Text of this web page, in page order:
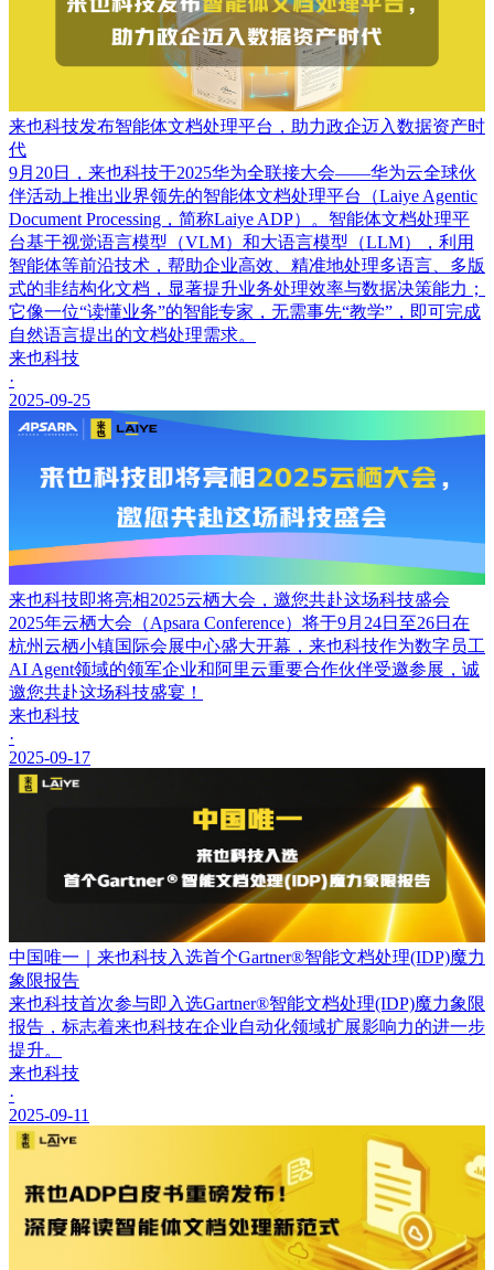
来也科技发布智能体文档处理平台，助力政企迈入数据资产时
代
9月20日，来也科技于2025华为全联接大会——华为云全球伙
伴活动上推出业界领先的智能体文档处理平台（Laiye Agentic
Document Processing，简称Laiye ADP）。智能体文档处理平
台基于视觉语言模型（VLM）和大语言模型（LLM），利用
智能体等前沿技术，帮助企业高效、精准地处理多语言、多版
式的非结构化文档，显著提升业务处理效率与数据决策能力；
它像一位“读懂业务”的智能专家，无需事先“教学”，即可完成
自然语言提出的文档处理需求。
来也科技
·
2025-09-25
来也科技即将亮相2025云栖大会，邀您共赴这场科技盛会
2025年云栖大会（Apsara Conference）将于9月24日至26日在
杭州云栖小镇国际会展中心盛大开幕，来也科技作为数字员工
AI Agent领域的领军企业和阿里云重要合作伙伴受邀参展，诚
邀您共赴这场科技盛宴！
来也科技
·
2025-09-17
中国唯一｜来也科技入选首个Gartner®智能文档处理(IDP)魔力
象限报告
来也科技首次参与即入选Gartner®智能文档处理(IDP)魔力象限
报告，标志着来也科技在企业自动化领域扩展影响力的进一步
提升。
来也科技
·
2025-09-11